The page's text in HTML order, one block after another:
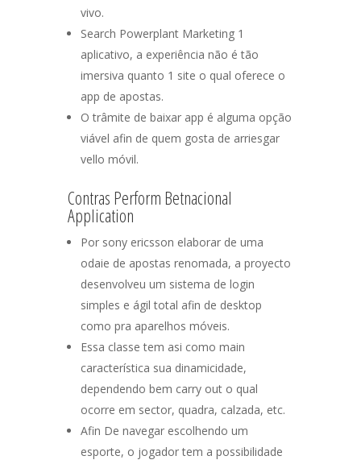
vivo.
Search Powerplant Marketing 1
aplicativo, a experiência não é tão
imersiva quanto 1 site o qual oferece o
app de apostas.
O trâmite de baixar app é alguma opção
viável afin de quem gosta de arriesgar
vello móvil.
Contras Perform Betnacional
Application
Por sony ericsson elaborar de uma
odaie de apostas renomada, a proyecto
desenvolveu um sistema de login
simples e ágil total afin de desktop
como pra aparelhos móveis.
Essa classe tem asi como main
característica sua dinamicidade,
dependendo bem carry out o qual
ocorre em sector, quadra, calzada, etc.
Afin De navegar escolhendo um
esporte, o jogador tem a possibilidade